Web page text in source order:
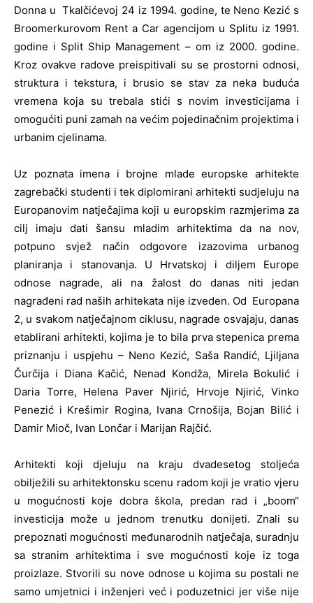
Donna u Tkalčićevoj 24 iz 1994. godine, te Neno Kezić s
Broomerkurovom Rent a Car agencijom u Splitu iz 1991.
godine i Split Ship Management – om iz 2000. godine.
Kroz ovakve radove preispitivali su se prostorni odnosi,
struktura i tekstura, i brusio se stav za neka buduća
vremena koja su trebala stići s novim investicijama i
omogućiti puni zamah na većim pojedinačnim projektima i
urbanim cjelinama.
Uz poznata imena i brojne mlade europske arhitekte
zagrebački studenti i tek diplomirani arhitekti sudjeluju na
Europanovim natječajima koji u europskim razmjerima za
cilj imaju dati šansu mladim arhitektima da na nov,
potpuno svjež način odgovore izazovima urbanog
planiranja i stanovanja. U Hrvatskoj i diljem Europe
odnose nagrade, ali na žalost do danas niti jedan
nagrađeni rad naših arhitekata nije izveden. Od Europana
2, u svakom natječajnom ciklusu, nagrade osvajaju, danas
etablirani arhitekti, kojima je to bila prva stepenica prema
priznanju i uspjehu – Neno Kezić, Saša Randić, Ljiljana
Čurčija i Diana Kačić, Nenad Kondža, Mirela Bokulić i
Daria Torre, Helena Paver Njirić, Hrvoje Njirić, Vinko
Penezić i Krešimir Rogina, Ivana Crnošija, Bojan Bilić i
Damir Mioč, Ivan Lončar i Marijan Rajčić.
Arhitekti koji djeluju na kraju dvadesetog stoljeća
obilježili su arhitektonsku scenu radom koji je vratio vjeru
u mogućnosti koje dobra škola, predan rad i „boom“
investicija može u jednom trenutku donijeti. Znali su
prepoznati mogućnosti međunarodnih natječaja, suradnju
sa stranim arhitektima i sve mogućnosti koje iz toga
proizlaze. Stvorili su nove odnose u kojima su postali ne
samo umjetnici i inženjeri već i poduzetnici jer više nije